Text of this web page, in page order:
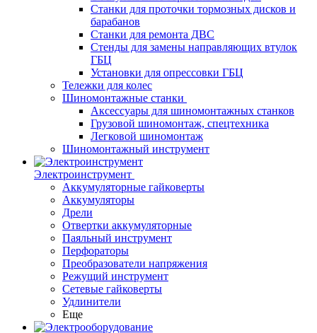
Станки для проточки тормозных дисков и
барабанов
Станки для ремонта ДВС
Стенды для замены направляющих втулок
ГБЦ
Установки для опрессовки ГБЦ
Тележки для колес
Шиномонтажные станки
Аксессуары для шиномонтажных станков
Грузовой шиномонтаж, спецтехника
Легковой шиномонтаж
Шиномонтажный инструмент
Электроинструмент
Аккумуляторные гайковерты
Аккумуляторы
Дрели
Отвертки аккумуляторные
Паяльный инструмент
Перфораторы
Преобразователи напряжения
Режущий инструмент
Сетевые гайковерты
Удлинители
Еще